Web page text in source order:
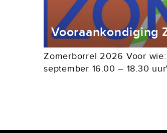
Vooraankondiging
Zomerborrel 2026 Voor
september 16.00 – 18.30